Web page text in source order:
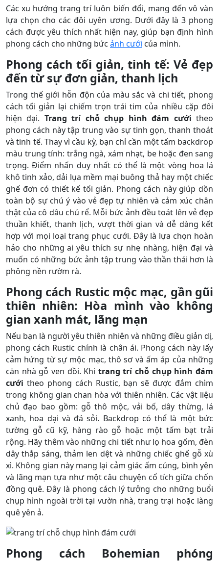
Các xu hướng trang trí luôn biến đổi, mang đến vô vàn
lựa chọn cho các đôi uyên ương. Dưới đây là 3 phong
cách được yêu thích nhất hiện nay, giúp bạn định hình
phong cách cho những bức ảnh cưới của mình.
Phong cách tối giản, tinh tế: Vẻ đẹp
đến từ sự đơn giản, thanh lịch
Trong thế giới hỗn độn của màu sắc và chi tiết, phong
cách tối giản lại chiếm trọn trái tim của nhiều cặp đôi
hiện đại. Trang trí chỗ chụp hình đám cưới theo
phong cách này tập trung vào sự tinh gọn, thanh thoát
và tinh tế. Thay vì cầu kỳ, bạn chỉ cần một tấm backdrop
màu trung tính: trắng ngà, xám nhạt, be hoặc đen sang
trọng. Điểm nhấn duy nhất có thể là một vòng hoa lá
khô tinh xảo, dải lụa mềm mại buông thả hay một chiếc
ghế đơn có thiết kế tối giản. Phong cách này giúp dồn
toàn bộ sự chú ý vào vẻ đẹp tự nhiên và cảm xúc chân
thật của cô dâu chú rể. Mỗi bức ảnh đều toát lên vẻ đẹp
thuần khiết, thanh lịch, vượt thời gian và dễ dàng kết
hợp với mọi loại trang phục cưới. Đây là lựa chọn hoàn
hảo cho những ai yêu thích sự nhẹ nhàng, hiện đại và
muốn có những bức ảnh tập trung vào thần thái hơn là
phông nền rườm rà.
Phong cách Rustic mộc mạc, gần gũi
thiên nhiên: Hòa mình vào không
gian xanh mát, lãng mạn
Nếu bạn là người yêu thiên nhiên và những điều giản dị,
phong cách Rustic chính là chân ái. Phong cách này lấy
cảm hứng từ sự mộc mạc, thô sơ và ấm áp của những
căn nhà gỗ ven đồi. Khi trang trí chỗ chụp hình đám
cưới theo phong cách Rustic, bạn sẽ được đắm chìm
trong không gian chan hòa với thiên nhiên. Các vật liệu
chủ đạo bao gồm: gỗ thô mộc, vải bố, dây thừng, lá
xanh, hoa dại và đá sỏi. Backdrop có thể là một bức
tường gỗ cũ kỹ, hàng rào gỗ hoặc một tấm bạt trải
rộng. Hãy thêm vào những chi tiết như lọ hoa gốm, đèn
dây thắp sáng, thảm len dệt và những chiếc ghế gỗ xù
xì. Không gian này mang lại cảm giác ấm cúng, bình yên
và lãng mạn tựa như một câu chuyện cổ tích giữa chốn
đồng quê. Đây là phong cách lý tưởng cho những buổi
chụp hình ngoài trời tại vườn nhà, trang trại hoặc làng
quê yên ả.
Phong cách Bohemian phóng